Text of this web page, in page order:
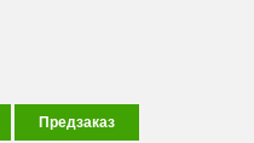
Предзаказ